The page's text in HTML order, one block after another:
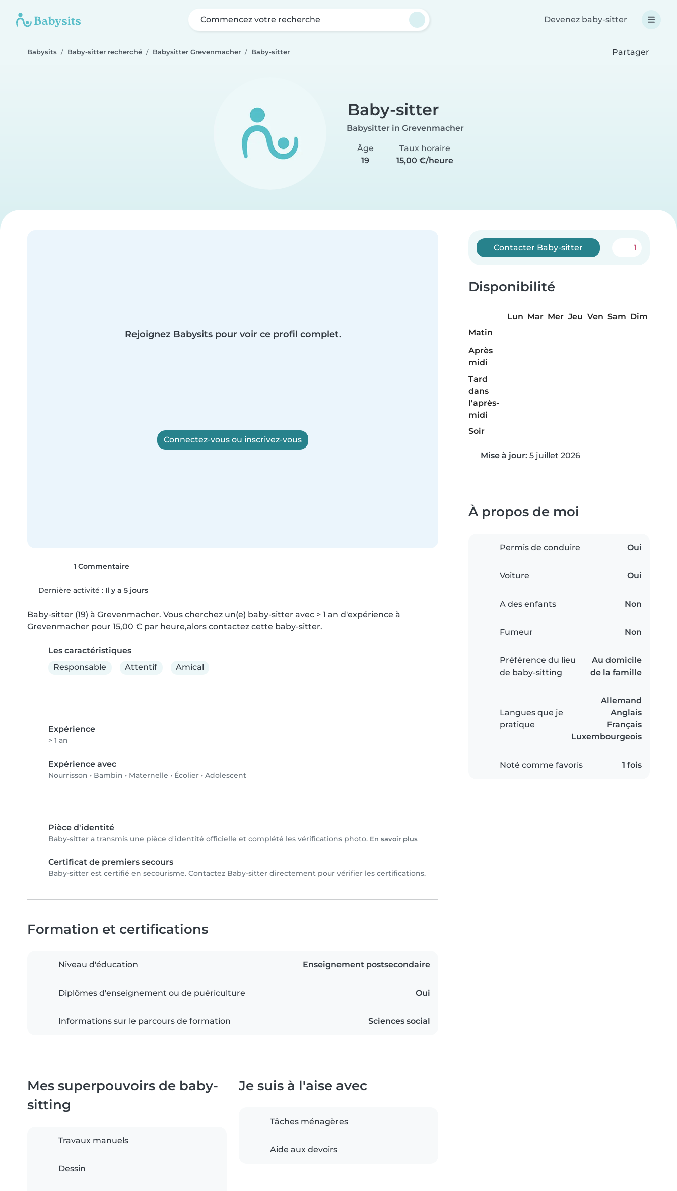
Commencez votre recherche Devenez baby-sitter
Babysits Baby-sitter recherché Babysitter Grevenmacher Baby-sitter Partager
Baby-sitter
Babysitter in Grevenmacher
Âge
19
Taux horaire
15,00 €/heure
Rejoignez Babysits pour voir ce profil complet.
Connectez-vous ou inscrivez-vous
1 Commentaire
Dernière activité : Il y a 5 jours
Baby-sitter (19) à Grevenmacher. Vous cherchez un(e) baby-sitter avec > 1 an d'expérience à
Grevenmacher pour 15,00 € par heure,alors contactez cette baby-sitter.
Les caractéristiques
Responsable
Attentif Amical
Expérience
> 1 an
Expérience avec
Nourrisson • Bambin • Maternelle • Écolier • Adolescent
Pièce d'identité
Baby-sitter a transmis une pièce d'identité officielle et complété les vérifications photo. En savoir plus
Certificat de premiers secours
Baby-sitter est certifié en secourisme. Contactez Baby-sitter directement pour vérifier les certifications.
Contacter Baby-sitter 1
Disponibilité
Lun Mar Mer Jeu Ven Sam Dim
Matin
Après
midi
Tard
dans
l'après-
midi
Soir
Mise à jour: 5 juillet 2026
À propos de moi
Permis de conduire Oui
Voiture Oui
A des enfants Non
Fumeur Non
Préférence du lieu
de baby-sitting
Au domicile
de la famille
Langues que je
pratique
Allemand
Anglais
Français
Luxembourgeois
Noté comme favoris 1 fois
Formation et certifications
Niveau d'éducation Enseignement postsecondaire
Diplômes d'enseignement ou de puériculture Oui
Informations sur le parcours de formation Sciences social
Mes superpouvoirs de baby-
sitting
Travaux manuels
Dessin
Je suis à l'aise avec
Tâches ménagères
Aide aux devoirs